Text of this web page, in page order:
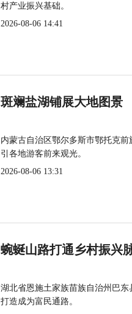
村产业振兴基础。
2026-08-06 14:41
斑斓盐湖铺展大地图景
内蒙古自治区鄂尔多斯市鄂托克
引各地游客前来观光。
2026-08-06 13:31
蜿蜒山路打通乡村振兴
湖北省恩施土家族苗族自治州巴
打造成为富民通路。